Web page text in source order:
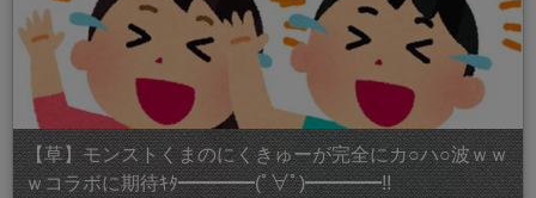
【草】モンストくまのにくきゅーが完全にカ○ハ○波ｗｗ
ｗコラボに期待ｷﾀ━━━━(ﾟ∀ﾟ)━━━━!!